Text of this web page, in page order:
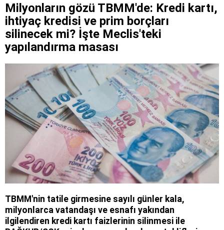
Milyonların gözü TBMM'de: Kredi kartı,
ihtiyaç kredisi ve prim borçları
silinecek mi? İşte Meclis'teki
yapılandırma masası
TBMM'nin tatile girmesine sayılı günler kala,
milyonlarca vatandaşı ve esnafı yakından
ilgilendiren kredi kartı faizlerinin silinmesi ile